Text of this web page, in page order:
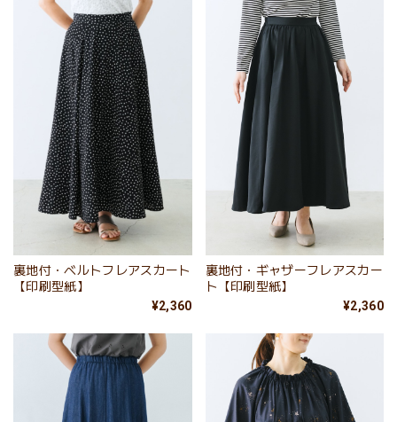
裏地付・ベルトフレアスカート
【印刷型紙】
¥2,360
裏地付・ギャザーフレアスカー
ト【印刷型紙】
¥2,360